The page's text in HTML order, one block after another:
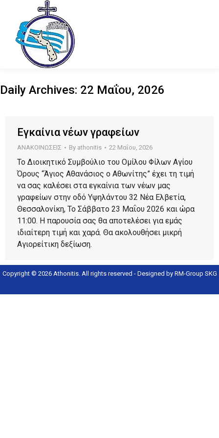
Daily Archives: 22 Μαΐου, 2026
Εγκαίνια νέων γραφείων
ΑΝΑΚΟΙΝΩΣΕΙΣ By athonitis 22 Μαΐου, 2026
Το Διοικητικό Συμβούλιο του Ομίλου Φίλων Αγίου
Όρους “Άγιος Αθανάσιος ο Αθωνίτης” έχει τη τιμή
να σας καλέσει στα εγκαίνια των νέων μας
γραφείων στην οδό Υψηλάντου 32 Νέα Ελβετία,
Θεσσαλονίκη, Το Σάββατο 23 Μαΐου 2026 και ώρα
11:00. Η παρουσία σας θα αποτελέσει για εμάς
ιδιαίτερη τιμή και χαρά. Θα ακολουθήσει μικρή
Αγιορείτικη δεξίωση.
Copyright © 2026 Athonitis. All rights reserved - Designed by RM-Group SKG